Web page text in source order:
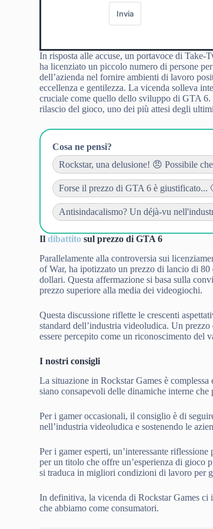
Invia
In risposta alle accuse, un portavoce di
ha licenziato un piccolo numero di persone
dell’azienda nel fornire ambienti di lavoro
eccellenza e gentilezza. La vicenda solleva
cruciale come quello dello sviluppo di GTA
rilascio del gioco, uno dei più attesi degli
Cosa ne pensi?
Rockstar, una delusione! 😠 Possibile
Forse il prezzo di GTA 6 è giustificato...
Antisindacalismo? Un déjà-vu
Ildibattito sul prezzo di GTA 6
Parallelamente alla controversia sui
of War, ha ipotizzato un prezzo di lancio di
dollari. Questa affermazione si basa sulla
prezzo superiore alla media dei videogiochi.
Questa discussione riflette le crescenti
standard dell’industria videoludica. Un
essere percepito come un riconoscimento del
I nostri consigli
La situazione in Rockstar Games è
siano consapevoli delle dinamiche interne
Per i gamer occasionali, il consiglio è di
nell’industria videoludica e sostenendo le
Per i gamer esperti, un’interessante
per un titolo che offre un’esperienza di gioco
si traduca in migliori condizioni di lavoro per
In definitiva, la vicenda di Rockstar Games ci
che abbiamo come consumatori.